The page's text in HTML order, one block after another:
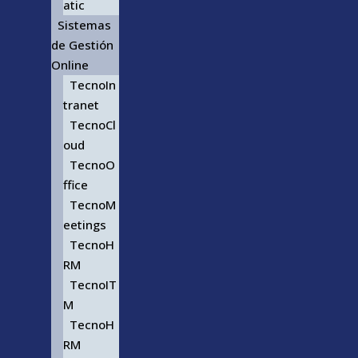
atic
Sistemas
de Gestión
Online
TecnoIn
tranet
TecnoCl
oud
TecnoO
ffice
TecnoM
eetings
TecnoH
RM
TecnoIT
M
TecnoH
RM